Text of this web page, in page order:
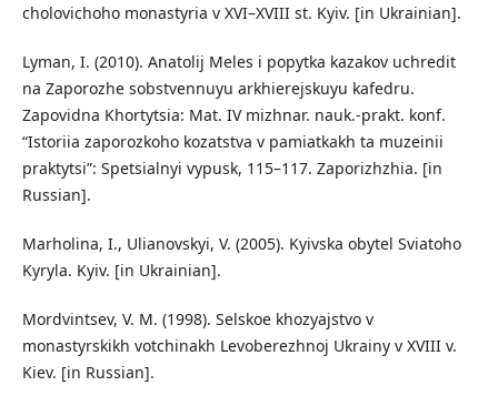
cholovichoho monastyria v XVI–XVIII st. Kyiv. [in Ukrainian].
Lyman, I. (2010). Anatolij Meles i popytka kazakov uchredit
na Zaporozhe sobstvennuyu arkhierejskuyu kafedru.
Zapovidna Khortytsia: Mat. IV mizhnar. nauk.-prakt. konf.
“Istoriia zaporozkoho kozatstva v pamiatkakh ta muzeinii
praktytsi”: Spetsialnyi vypusk, 115–117. Zaporizhzhia. [in
Russian].
Marholina, I., Ulianovskyi, V. (2005). Kyivska obytel Sviatoho
Kyryla. Kyiv. [in Ukrainian].
Mordvintsev, V. M. (1998). Selskoe khozyajstvo v
monastyrskikh votchinakh Levoberezhnoj Ukrainy v XVIII v.
Kiev. [in Russian].